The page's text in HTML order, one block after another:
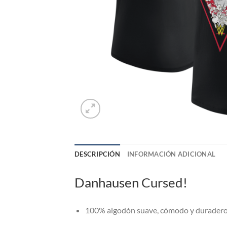
DESCRIPCIÓN INFORMACIÓN ADICIONAL
Danhausen Cursed!
100% algodón suave, cómodo y